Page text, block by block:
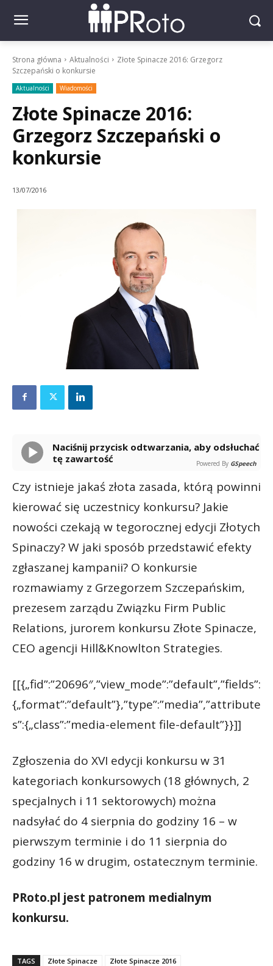
Strona główna Aktualności
Złote Spinacze 2016: Grzegorz
Szczepański o konkursie
Aktualności Wiadomości
Złote Spinacze 2016:
Grzegorz Szczepański o
konkursie
13/07/2016
Naciśnij przycisk odtwarzania, aby odsłuchać
tę zawartość
Powered By GSpeech
Czy istnieje jakaś złota zasada, którą powinni
kierować się uczestnicy konkursu? Jakie
nowości czekają w tegorocznej edycji Złotych
Spinaczy? W jaki sposób przedstawić efekty
zgłaszanej kampanii? O konkursie
rozmawiamy z Grzegorzem Szczepańskim,
prezesem zarządu Związku Firm Public
Relations, jurorem konkursu Złote Spinacze,
CEO agencji Hill&Knowlton Strategies.
[[{„fid”:”20696″,”view_mode”:”default”,”fields”:
{„format”:”default”},”type”:”media”,”attribute
s”:{„class”:”media-element file-default”}}]]
Zgłoszenia do XVI edycji konkursu w 31
kategoriach konkursowych (18 głównych, 2
specjalnych i 11 sektorowych) można
nadsyłać do 4 sierpnia do godziny 16 – w
pierwszym terminie i do 11 sierpnia do
godziny 16 w drugim, ostatecznym terminie.
PRoto.pl jest patronem medialnym
konkursu.
TAGS Złote Spinacze Złote Spinacze 2016